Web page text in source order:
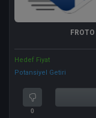
FROTO
Hedef Fiyat
Potansiyel Getiri
0